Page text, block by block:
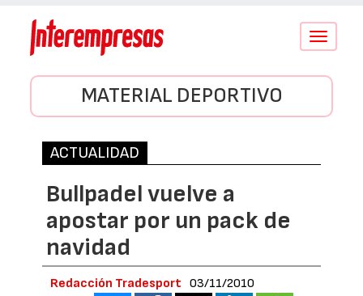
Conmutar
MATERIAL DEPORTIVO
ACTUALIDAD
Bullpadel vuelve a
apostar por un pack de
navidad
Redacción Tradesport 03/11/2010